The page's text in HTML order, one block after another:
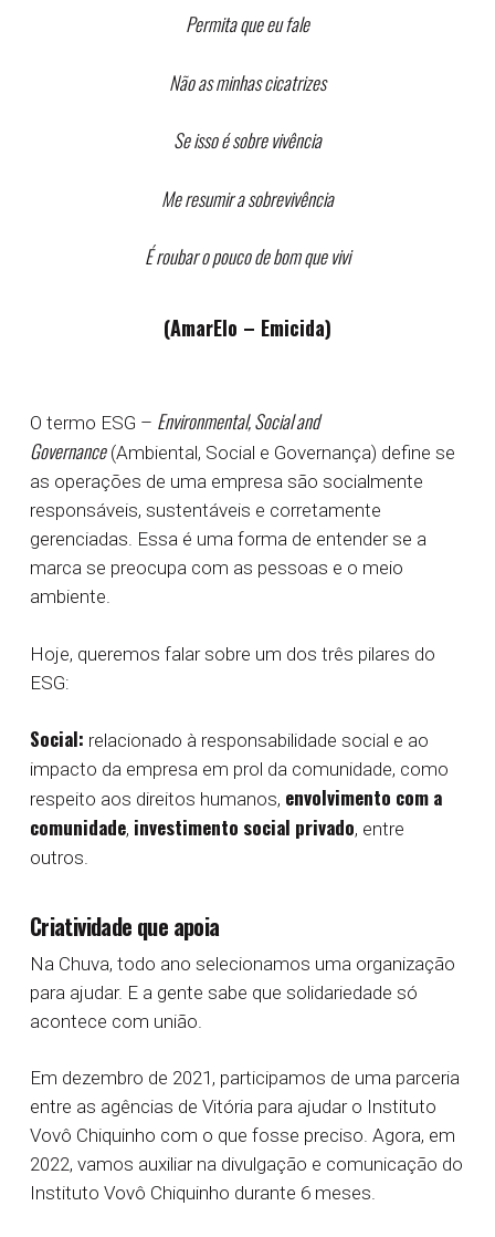
Permita que eu fale
Não as minhas cicatrizes
Se isso é sobre vivência
Me resumir a sobrevivência
É roubar o pouco de bom que vivi
(AmarElo – Emicida)
O termo ESG – Environmental, Social and
Governance(Ambiental, Social e Governança) define se
as operações de uma empresa são socialmente
responsáveis, sustentáveis e corretamente
gerenciadas. Essa é uma forma de entender se a
marca se preocupa com as pessoas e o meio
ambiente.
Hoje, queremos falar sobre um dos três pilares do
ESG:
Social: relacionado à responsabilidade social e ao
impacto da empresa em prol da comunidade, como
respeito aos direitos humanos, envolvimento com a
comunidade, investimento social privado, entre
outros.
Criatividade que apoia
Na Chuva, todo ano selecionamos uma organização
para ajudar. E a gente sabe que solidariedade só
acontece com união.
Em dezembro de 2021, participamos de uma parceria
entre as agências de Vitória para ajudar o Instituto
Vovô Chiquinho com o que fosse preciso. Agora, em
2022, vamos auxiliar na divulgação e comunicação do
Instituto Vovô Chiquinho durante 6 meses.